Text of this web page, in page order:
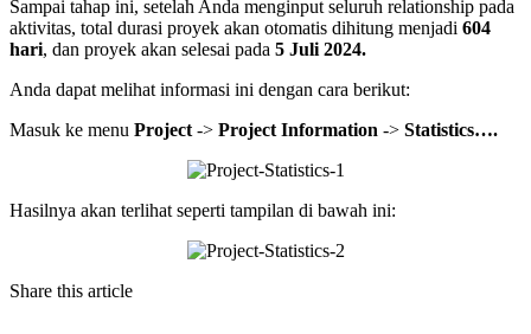
Sampai tahap ini, setelah Anda menginput seluruh relationship pada
aktivitas, total durasi proyek akan otomatis dihitung menjadi 604
hari, dan proyek akan selesai pada 5 Juli 2024.
Anda dapat melihat informasi ini dengan cara berikut:
Masuk ke menu Project-> Project Information -> Statistics….
Hasilnya akan terlihat seperti tampilan di bawah ini:
Share this article